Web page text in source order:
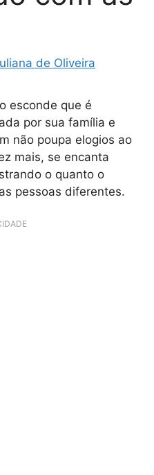
de Oliveira
esconde que é
por sua família e
não poupa elogios ao
mais, se encanta
o quanto o
pessoas diferentes.